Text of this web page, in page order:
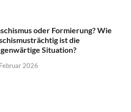
oder Formierung? Wie
ist die
Situation?
2026